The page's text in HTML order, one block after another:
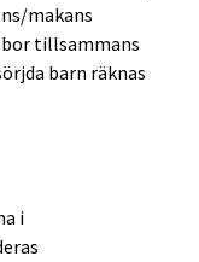
makans
tillsammans
barn räknas
i